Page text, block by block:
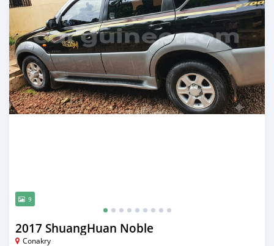
9
2017 ShuangHuan Noble
Conakry